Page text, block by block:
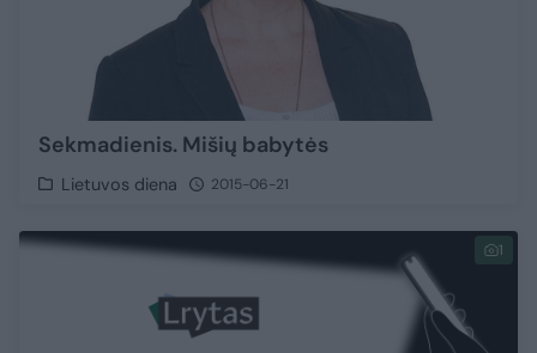
Sekmadienis. Mišių babytės
Lietuvos diena 2015-06-21
1